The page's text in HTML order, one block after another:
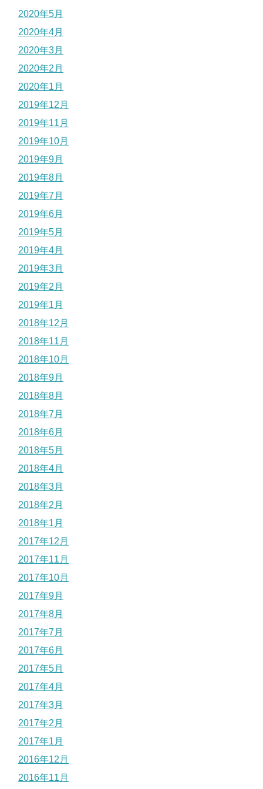
2020年5月
2020年4月
2020年3月
2020年2月
2020年1月
2019年12月
2019年11月
2019年10月
2019年9月
2019年8月
2019年7月
2019年6月
2019年5月
2019年4月
2019年3月
2019年2月
2019年1月
2018年12月
2018年11月
2018年10月
2018年9月
2018年8月
2018年7月
2018年6月
2018年5月
2018年4月
2018年3月
2018年2月
2018年1月
2017年12月
2017年11月
2017年10月
2017年9月
2017年8月
2017年7月
2017年6月
2017年5月
2017年4月
2017年3月
2017年2月
2017年1月
2016年12月
2016年11月